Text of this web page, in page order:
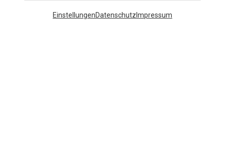
EinstellungenDatenschutz Impressum